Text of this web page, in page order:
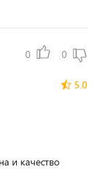
0 0
5.0
и качество